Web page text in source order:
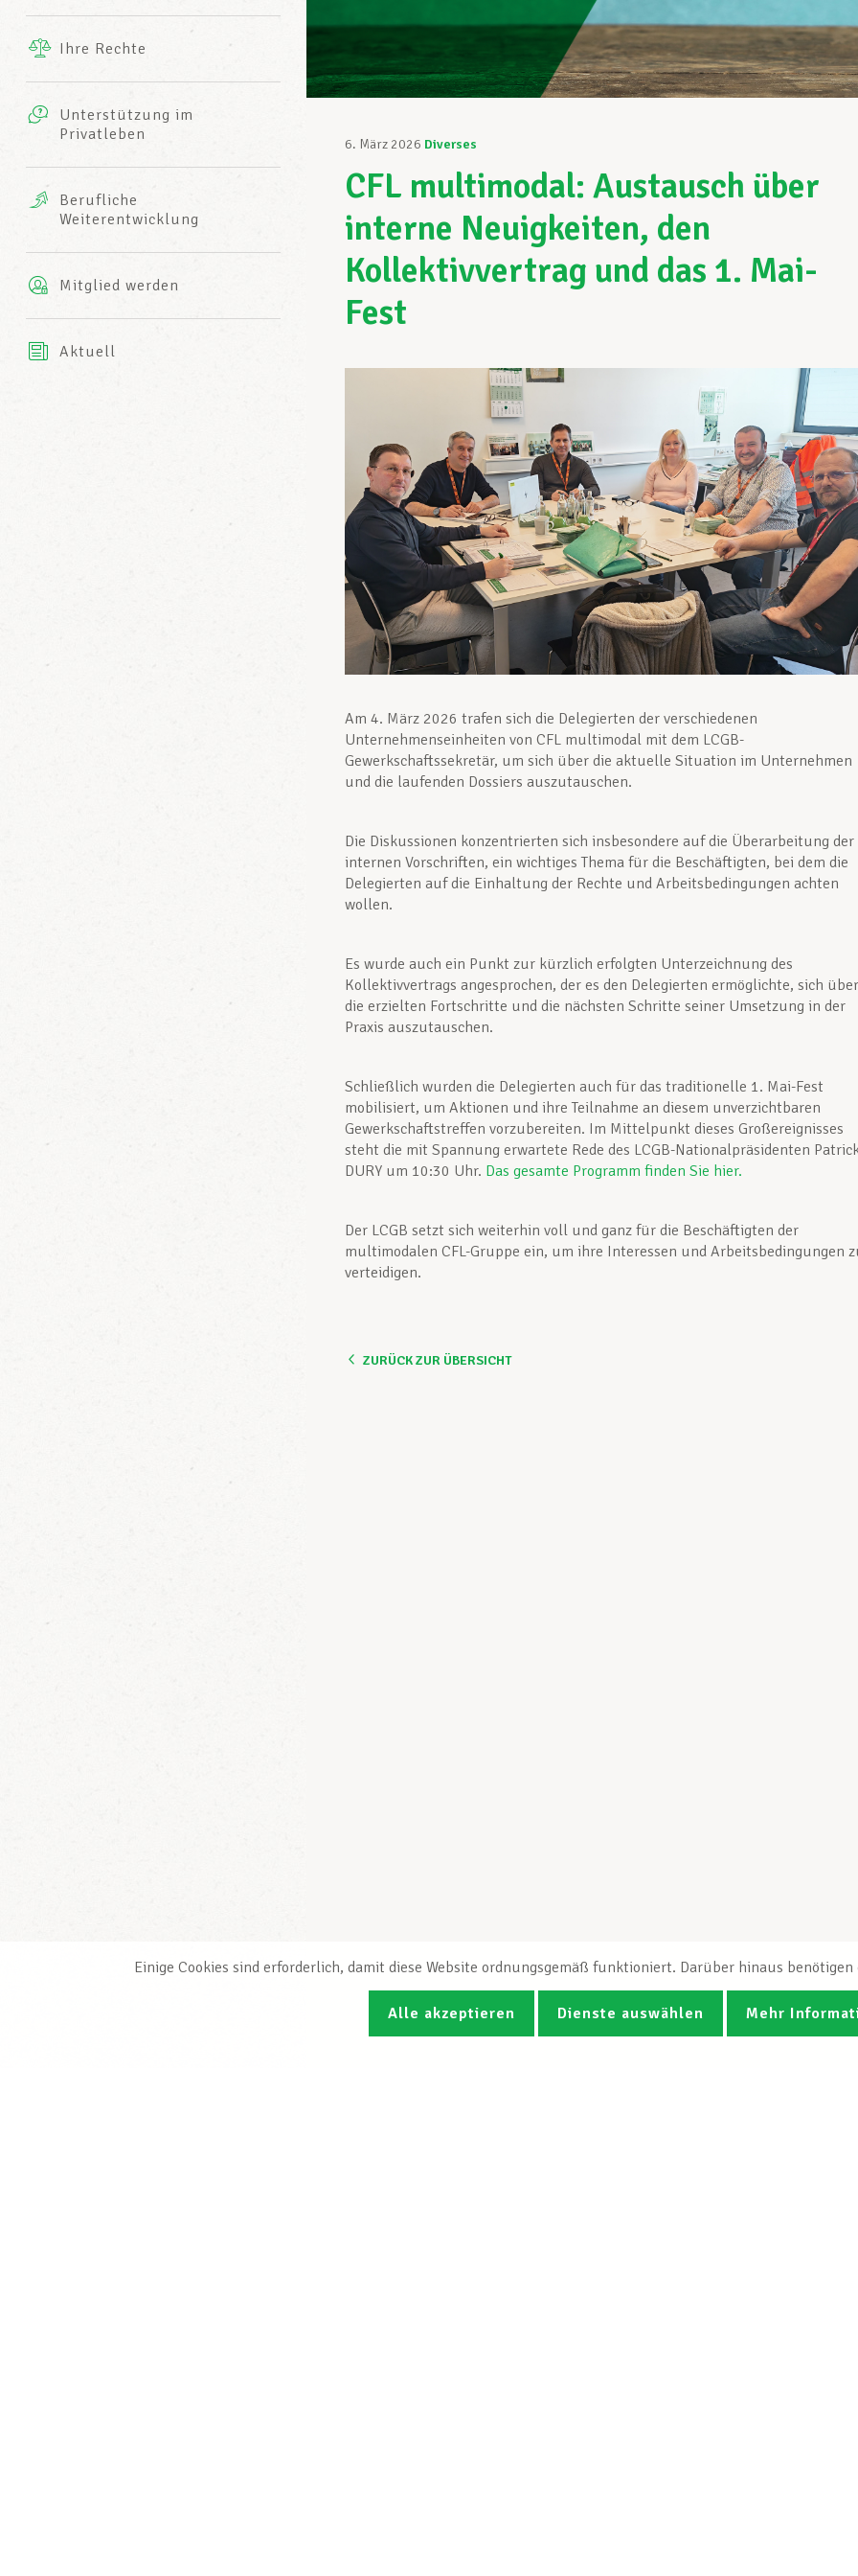
INFO-CENTER
des LCGBs
Ihre Rechte
Unterstützung im
Privatleben
Leistungen
Mutuelle
AXA
Berufliche
Weiterentwicklung
Mitglied werden
Aktuell
6. März 2026 Diverses
CFL multimodal: Austausch über
interne Neuigkeiten, den
Kollektivvertrag und das 1. Mai-
Fest
Am 4. März 2026 trafen sich die Delegierten der verschiedenen
Unternehmenseinheiten von CFL multimodal mit dem LCGB-
Gewerkschaftssekretär, um sich über die aktuelle Situation im Unternehmen
und die laufenden Dossiers auszutauschen.
Die Diskussionen konzentrierten sich insbesondere auf die Überarbeitung der
internen Vorschriften, ein wichtiges Thema für die Beschäftigten, bei dem die
Delegierten auf die Einhaltung der Rechte und Arbeitsbedingungen achten
wollen.
Es wurde auch ein Punkt zur kürzlich erfolgten Unterzeichnung des
Kollektivvertrags angesprochen, der es den Delegierten ermöglichte, sich über
die erzielten Fortschritte und die nächsten Schritte seiner Umsetzung in der
Praxis auszutauschen.
Schließlich wurden die Delegierten auch für das traditionelle 1. Mai-Fest
mobilisiert, um Aktionen und ihre Teilnahme an diesem unverzichtbaren
Gewerkschaftstreffen vorzubereiten. Im Mittelpunkt dieses Großereignisses
steht die mit Spannung erwartete Rede des LCGB-Nationalpräsidenten
DURY um 10:30 Uhr. Das gesamte Programm finden Sie hier.
Der LCGB setzt sich weiterhin voll und ganz für die Beschäftigten der
multimodalen CFL-Gruppe ein, um ihre Interessen und Arbeitsbedingungen
verteidigen.
ZURÜCK ZUR ÜBERSICHT
Einige Cookies sind erforderlich, damit diese Website ordnungsgemäß funktioniert. Darüber hinaus
Alle akzeptieren Dienste auswählen Mehr